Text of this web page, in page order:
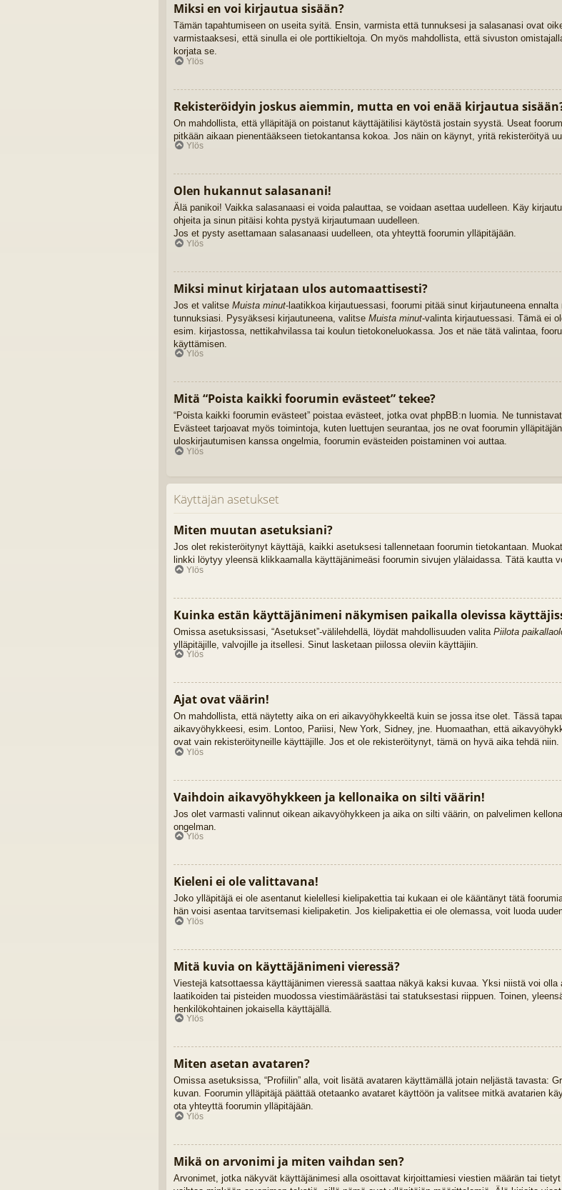
Miksi en voi kirjautua sisään?
Tämän tapahtumiseen on useita syitä. Ensin, varmista että tunnuksesi ja salasanasi ovat
varmistaaksesi, että sinulla ei ole porttikieltoja. On myös mahdollista, että sivuston
korjata se.
Ylös
Rekisteröidyin joskus aiemmin, mutta en voi enää kirjautua
On mahdollista, että ylläpitäjä on poistanut käyttäjätilisi käytöstä jostain syystä. Useat
pitkään aikaan pienentääkseen tietokantansa kokoa. Jos näin on käynyt, yritä rekisteröityä
Ylös
Olen hukannut salasanani!
Älä panikoi! Vaikka salasanaasi ei voida palauttaa, se voidaan asettaa uudelleen. Käy
ohjeita ja sinun pitäisi kohta pystyä kirjautumaan uudelleen.
Jos et pysty asettamaan salasanaasi uudelleen, ota yhteyttä foorumin ylläpitäjään.
Ylös
Miksi minut kirjataan ulos automaattisesti?
Jos et valitse Muista minut-laatikkoa kirjautuessasi, foorumi pitää sinut kirjautuneena
tunnuksiasi. Pysyäksesi kirjautuneena, valitse Muista minut-valinta kirjautuessasi. Tämä ei
esim. kirjastossa, nettikahvilassa tai koulun tietokoneluokassa. Jos et näe tätä valintaa,
käyttämisen.
Ylös
Mitä “Poista kaikki foorumin evästeet” tekee?
“Poista kaikki foorumin evästeet” poistaa evästeet, jotka ovat phpBB:n luomia. Ne
Evästeet tarjoavat myös toimintoja, kuten luettujen seurantaa, jos ne ovat foorumin
uloskirjautumisen kanssa ongelmia, foorumin evästeiden poistaminen voi auttaa.
Ylös
Käyttäjän asetukset
Miten muutan asetuksiani?
Jos olet rekisteröitynyt käyttäjä, kaikki asetuksesi tallennetaan foorumin tietokantaan.
linkki löytyy yleensä klikkaamalla käyttäjänimeäsi foorumin sivujen ylälaidassa. Tätä kautta
Ylös
Kuinka estän käyttäjänimeni näkymisen paikalla olevissa
Omissa asetuksissasi, “Asetukset”-välilehdellä, löydät mahdollisuuden valita Piilota
ylläpitäjille, valvojille ja itsellesi. Sinut lasketaan piilossa oleviin käyttäjiin.
Ylös
Ajat ovat väärin!
On mahdollista, että näytetty aika on eri aikavyöhykkeeltä kuin se jossa itse olet. Tässä
aikavyöhykkeesi, esim. Lontoo, Pariisi, New York, Sidney, jne. Huomaathan, että
ovat vain rekisteröityneille käyttäjille. Jos et ole rekisteröitynyt, tämä on hyvä aika tehdä niin.
Ylös
Vaihdoin aikavyöhykkeen ja kellonaika on silti väärin!
Jos olet varmasti valinnut oikean aikavyöhykkeen ja aika on silti väärin, on palvelimen
ongelman.
Ylös
Kieleni ei ole valittavana!
Joko ylläpitäjä ei ole asentanut kielellesi kielipakettia tai kukaan ei ole kääntänyt tätä
hän voisi asentaa tarvitsemasi kielipaketin. Jos kielipakettia ei ole olemassa, voit luoda
Ylös
Mitä kuvia on käyttäjänimeni vieressä?
Viestejä katsottaessa käyttäjänimen vieressä saattaa näkyä kaksi kuvaa. Yksi niistä voi olla
laatikoiden tai pisteiden muodossa viestimäärästäsi tai statuksestasi riippuen. Toinen,
henkilökohtainen jokaisella käyttäjällä.
Ylös
Miten asetan avataren?
Omissa asetuksissa, “Profiilin” alla, voit lisätä avataren käyttämällä jotain neljästä tavasta:
kuvan. Foorumin ylläpitäjä päättää otetaanko avataret käyttöön ja valitsee mitkä avatarien
ota yhteyttä foorumin ylläpitäjään.
Ylös
Mikä on arvonimi ja miten vaihdan sen?
Arvonimet, jotka näkyvät käyttäjänimesi alla osoittavat kirjoittamiesi viestien määrän tai